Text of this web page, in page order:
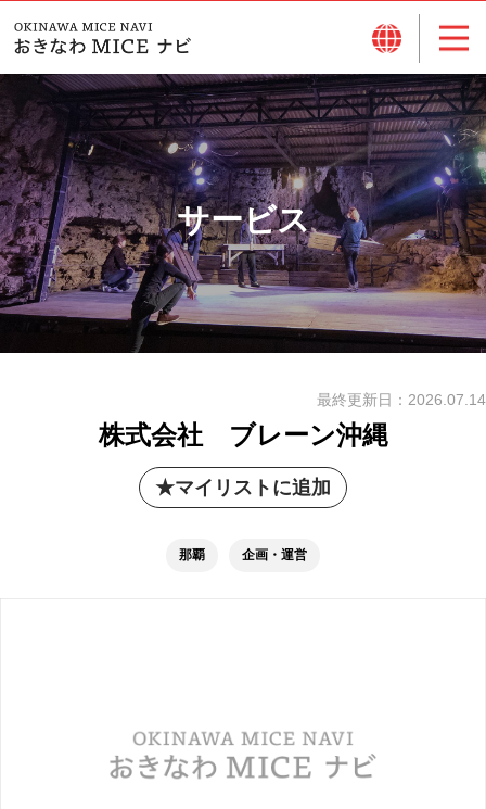
サービス
最終更新日： 2026.07.14
株式会社 ブレーン沖縄
マイリストに追加
那覇 企画・運営